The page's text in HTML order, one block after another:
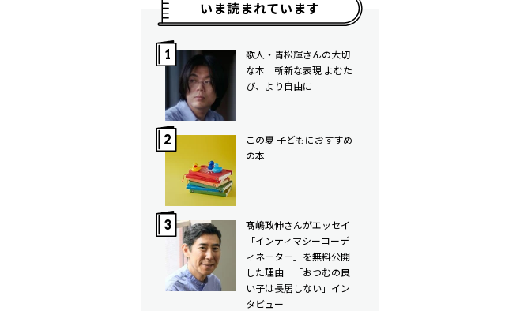
いま読まれています
歌人・青松輝さんの大切
な本 斬新な表現 よむた
び、より自由に
この夏 子どもにおすすめ
の本
髙嶋政伸さんがエッセイ
「インティマシーコーデ
ィネーター」を無料公開
した理由 「おつむの良
い子は長居しない」イン
タビュー